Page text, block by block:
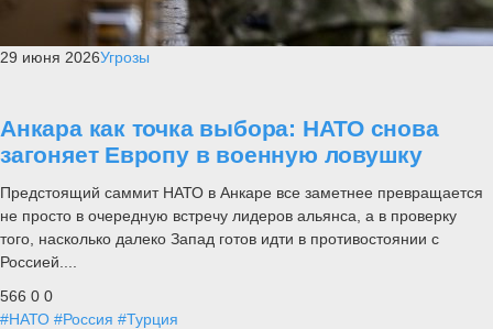
29 июня 2026Угрозы
Анкара как точка выбора: НАТО снова
загоняет Европу в военную ловушку
Предстоящий саммит НАТО в Анкаре все заметнее превращается
не просто в очередную встречу лидеров альянса, а в проверку
того, насколько далеко Запад готов идти в противостоянии с
Россией....
566 0 0
#НАТО #Россия #Турция